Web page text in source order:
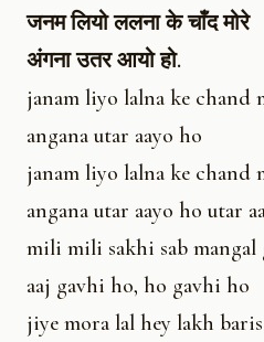
जनम लियो ललना के चाँद मोरे
अंगना उतर आयो हो.
janam liyo lalna ke chand
angana utar aayo ho
janam liyo lalna ke chand
angana utar aayo ho utar
mili mili sakhi sab
aaj gavhi ho, ho gavhi ho
jiye mora lal hey lakh baris